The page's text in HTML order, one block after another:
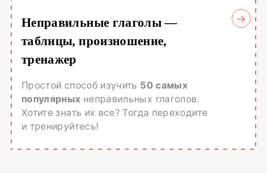
Неправильные глаголы —
таблицы, произношение,
тренажер
Простой способ изучить 50 самых
популярных неправильных глаголов.
Хотите знать их все? Тогда переходите
и тренируйтесь!